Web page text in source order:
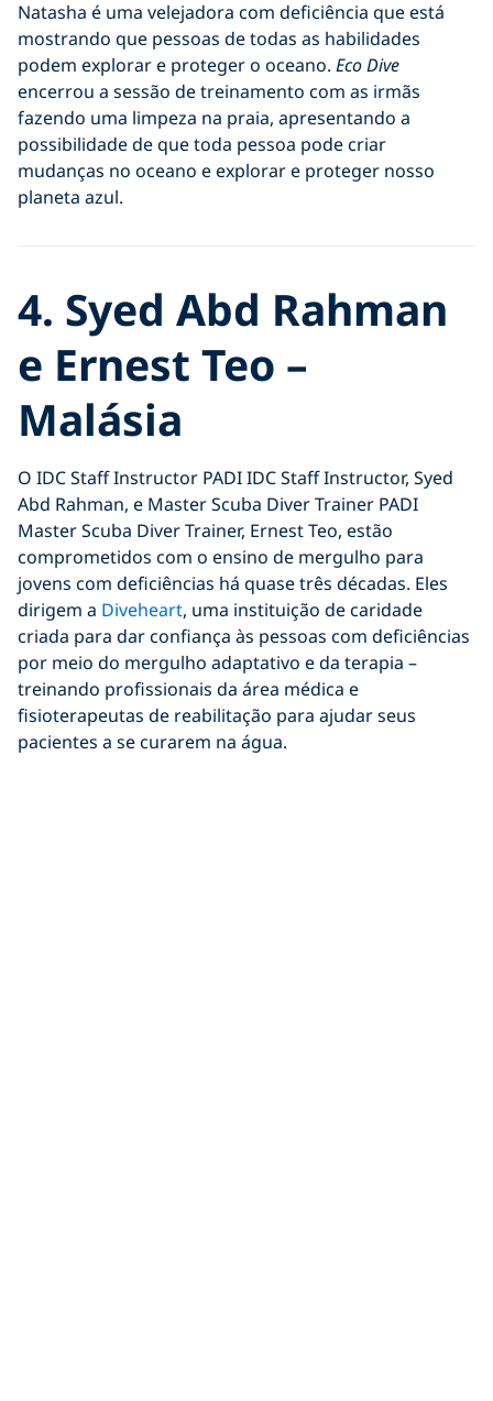
Natasha é uma velejadora com deficiência que está
mostrando que pessoas de todas as habilidades
podem explorar e proteger o oceano. Eco Dive
encerrou a sessão de treinamento com as irmãs
fazendo uma limpeza na praia, apresentando a
possibilidade de que toda pessoa pode criar
mudanças no oceano e explorar e proteger nosso
planeta azul.
4. Syed Abd Rahman
e Ernest Teo –
Malásia
O IDC Staff Instructor PADI IDC Staff Instructor, Syed
Abd Rahman, e Master Scuba Diver Trainer PADI
Master Scuba Diver Trainer, Ernest Teo, estão
comprometidos com o ensino de mergulho para
jovens com deficiências há quase três décadas. Eles
dirigem a Diveheart, uma instituição de caridade
criada para dar confiança às pessoas com deficiências
por meio do mergulho adaptativo e da terapia –
treinando profissionais da área médica e
fisioterapeutas de reabilitação para ajudar seus
pacientes a se curarem na água.